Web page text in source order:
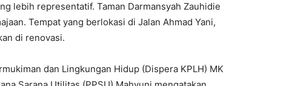
lebih representatif. Taman Darmansyah Zauhidie
Tempat yang berlokasi di Jalan Ahmad Yani,
di renovasi.
dan Lingkungan Hidup (Dispera KPLH) MK